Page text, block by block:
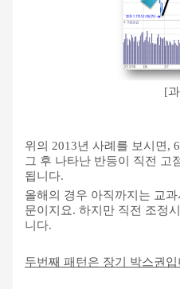
[
위의 2013년 사례를 보시면,
그 후 나타난 반등이 직전 고
됩니다.
올해의 경우 아직까지는 교
문이지요. 하지만 직전 조정
니다.
두번째 패턴은 장기 박스권